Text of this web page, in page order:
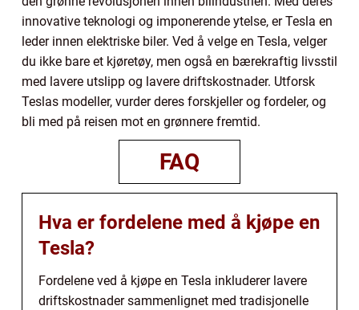
innovative teknologi og imponerende ytelse, er Tesla en
leder innen elektriske biler. Ved å velge en Tesla, velger
du ikke bare et kjøretøy, men også en bærekraftig livsstil
med lavere utslipp og lavere driftskostnader. Utforsk
Teslas modeller, vurder deres forskjeller og fordeler, og
bli med på reisen mot en grønnere fremtid.
FAQ
Hva er fordelene med å kjøpe en
Tesla?
Fordelene ved å kjøpe en Tesla inkluderer lavere
driftskostnader sammenlignet med tradisjonelle